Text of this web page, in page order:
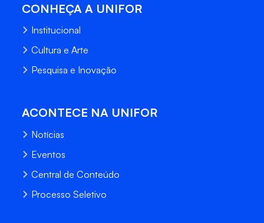
CONHEÇA A UNIFOR
Institucional
Cultura e Arte
Pesquisa e Inovação
ACONTECE NA UNIFOR
Notícias
Eventos
Central de Conteúdo
Processo Seletivo